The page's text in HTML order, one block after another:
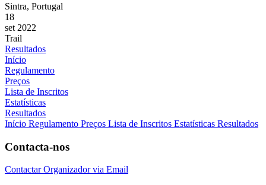
Sintra, Portugal
18
set 2022
Trail
Resultados
Início
Regulamento
Preços
Lista de Inscritos
Estatísticas
Resultados
Início Regulamento Preços Lista de Inscritos Estatísticas Resultados
Contacta-nos
Contactar Organizador via Email